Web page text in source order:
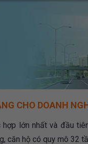
CHO DOANH
hợp lớn nhất và đầu
căn hộ có quy mô 32